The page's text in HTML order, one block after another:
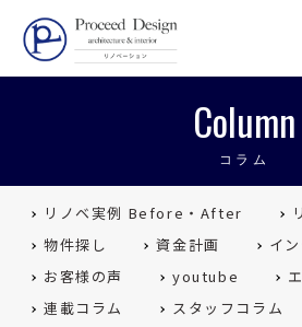
リノベー
Column
コラム
リノベ実例 Before・After
物件探し
資金計画
イ
お客様の声
youtube
連載コラム
スタッフコラム